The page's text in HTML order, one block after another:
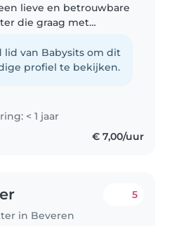
lieve en betrouwbare
die graag met
peuters en kleuters.
comfortabel met
lid van Babysits om dit
profiel te bekijken.
< 1 jaar
€ 7,00/uur
in Beveren
5